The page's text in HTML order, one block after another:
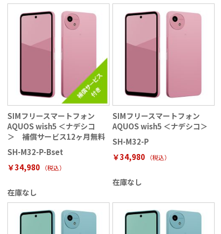
SIMフリースマートフォン
AQUOS wish5 ＜ナデシコ
＞ 補償サービス12ヶ月無料
SH-M32-P-Bset
￥34,980
（税込）
在庫なし
SIMフリースマートフォン
AQUOS wish5 ＜ナデシコ＞
SH-M32-P
￥34,980
（税込）
在庫なし